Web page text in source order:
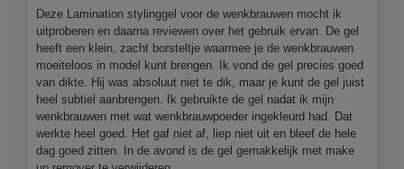
sterren.
Deze Lamination stylinggel voor de wenkbrauwen mocht ik
uitproberen en daarna reviewen over het gebruik ervan. De gel
heeft een klein, zacht borsteltje waarmee je de wenkbrauwen
moeiteloos in model kunt brengen. Ik vond de gel precies goed
van dikte. Hij was absoluut niet te dik, maar je kunt de gel juist
heel subtiel aanbrengen. Ik gebruikte de gel nadat ik mijn
wenkbrauwen met wat wenkbrauwpoeder ingekleurd had. Dat
werkte heel goed. Het gaf niet af, liep niet uit en bleef de hele
dag goed zitten. In de avond is de gel gemakkelijk met make